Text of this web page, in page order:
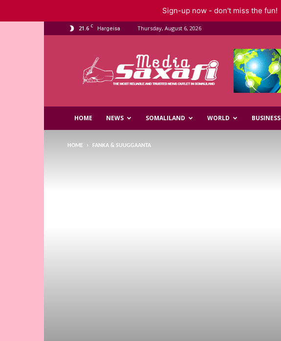
21.6 C Hargeisa Thursday, August 6, 2026
Media
HOME NEWS SOMALILAND WORLD BUSINESS
HOME FANKA & SUUGGAANTA
Sign-up now - don't miss the fun!